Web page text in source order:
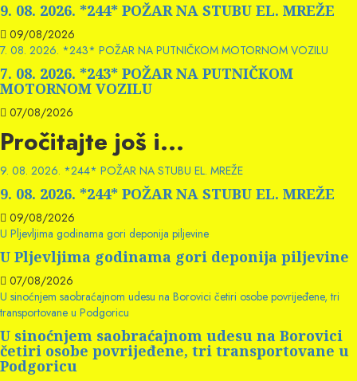
9. 08. 2026. *244* POŽAR NA STUBU EL. MREŽE
09/08/2026
7. 08. 2026. *243* POŽAR NA PUTNIČKOM MOTORNOM VOZILU
7. 08. 2026. *243* POŽAR NA PUTNIČKOM
MOTORNOM VOZILU
07/08/2026
Pročitajte još i...
9. 08. 2026. *244* POŽAR NA STUBU EL. MREŽE
9. 08. 2026. *244* POŽAR NA STUBU EL. MREŽE
09/08/2026
U Pljevljima godinama gori deponija piljevine
U Pljevljima godinama gori deponija piljevine
07/08/2026
U sinoćnjem saobraćajnom udesu na Borovici četiri osobe povrijeđene, tri
transportovane u Podgoricu
U sinoćnjem saobraćajnom udesu na Borovici
četiri osobe povrijeđene, tri transportovane u
Podgoricu